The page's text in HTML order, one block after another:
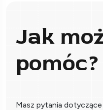
Jak
pomóc?
Masz pytania dotyczące